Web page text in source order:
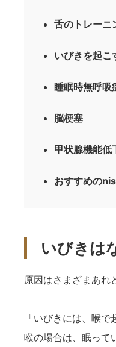
舌のトレーニ
いびきを起こ
睡眠時無呼吸
脳梗塞
甲状腺機能低
おすすめの
いびきは
原因はさまざまあれ
「いびきには、喉
喉の場合は、眠って